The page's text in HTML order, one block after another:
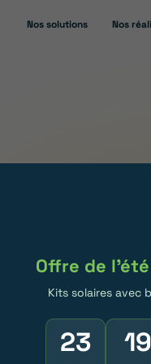
Nos solutions
Rentabilité
Nos
et
Offre de
Kits solaires avec
23 19